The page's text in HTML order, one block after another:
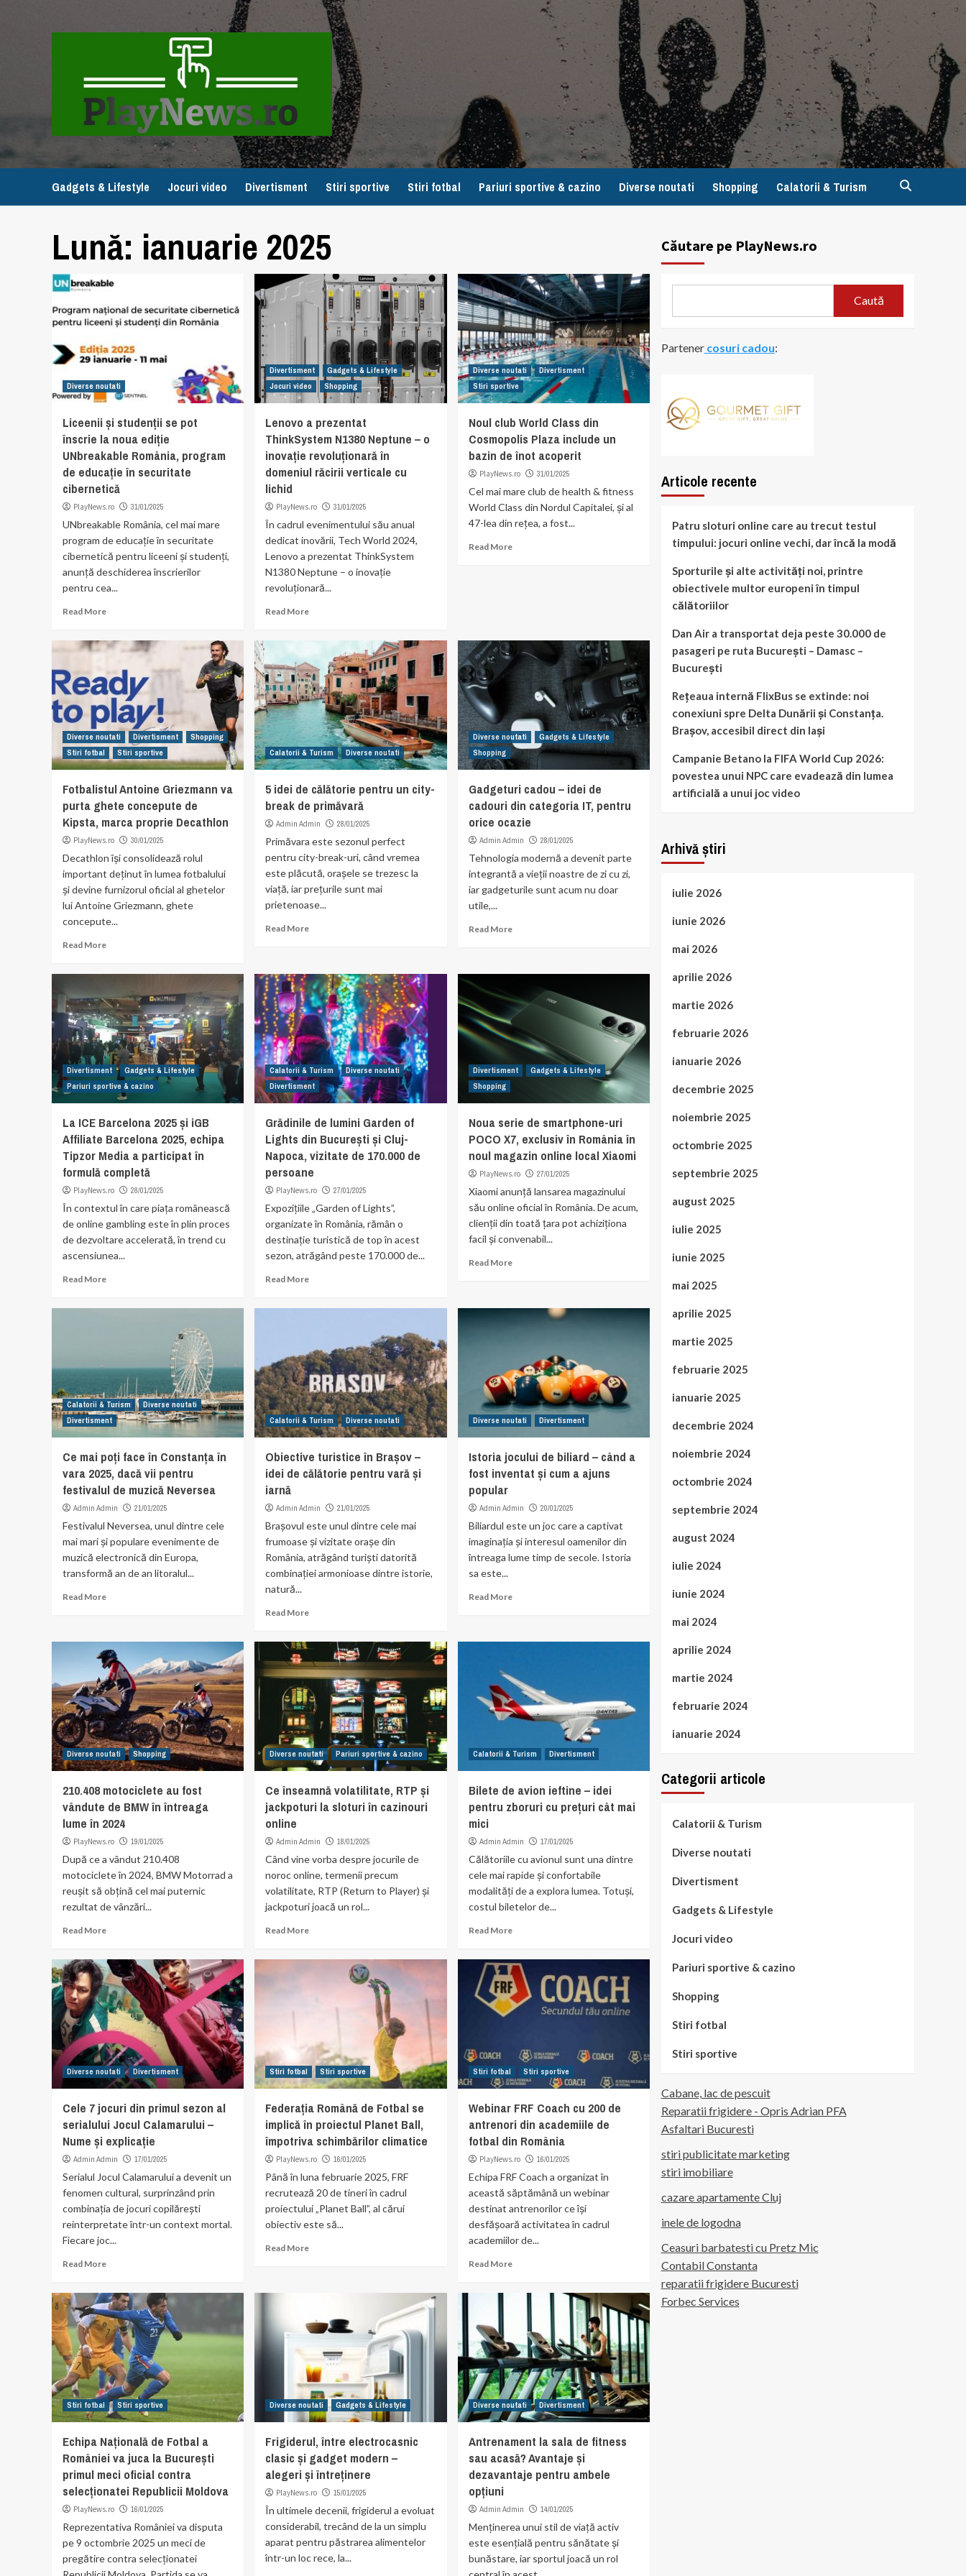
Gadgets & Lifestyle Jocuri video Divertisment Stiri sportive Stiri fotbal Pariuri sportive & cazino Diverse noutati Shopping Calatorii & Turism
Lună: ianuarie 2025
Diverse noutati
Liceenii și studenții se pot
înscrie la noua ediție
UNbreakable România, program
de educație în securitate
cibernetică
PlayNews.ro 31/01/2025
UNbreakable România, cel mai mare
program de educație în securitate
cibernetică pentru liceeni și studenți,
anunță deschiderea înscrierilor
pentru cea...
Read More
Divertisment
Gadgets & Lifestyle
Jocuri video
Shopping
Lenovo a prezentat
ThinkSystem N1380 Neptune – o
inovație revoluționară în
domeniul răcirii verticale cu
lichid
PlayNews.ro 31/01/2025
În cadrul evenimentului său anual
dedicat inovării, Tech World 2024,
Lenovo a prezentat ThinkSystem
N1380 Neptune – o inovație
revoluționară...
Read More
Diverse noutati
Divertisment
Stiri sportive
Noul club World Class din
Cosmopolis Plaza include un
bazin de înot acoperit
PlayNews.ro 31/01/2025
Cel mai mare club de health & fitness
World Class din Nordul Capitalei, și al
47-lea din rețea, a fost...
Read More
Diverse noutati Divertisment
Shopping
Stiri fotbal
Stiri sportive
Fotbalistul Antoine Griezmann va
purta ghete concepute de
Kipsta, marca proprie Decathlon
PlayNews.ro 30/01/2025
Decathlon își consolidează rolul
important deținut în lumea fotbalului
și devine furnizorul oficial al ghetelor
lui Antoine Griezmann, ghete
concepute...
Read More
Calatorii & Turism Diverse noutati
5 idei de călătorie pentru un city-
break de primăvară
Admin Admin 28/01/2025
Primăvara este sezonul perfect
pentru city-break-uri, când vremea
este plăcută, orașele se trezesc la
viață, iar prețurile sunt mai
prietenoase...
Read More
Diverse noutati
Gadgets & Lifestyle
Shopping
Gadgeturi cadou – idei de
cadouri din categoria IT, pentru
orice ocazie
Admin Admin 28/01/2025
Tehnologia modernă a devenit parte
integrantă a vieții noastre de zi cu zi,
iar gadgeturile sunt acum nu doar
utile,...
Read More
Divertisment
Gadgets & Lifestyle
Pariuri sportive & cazino
La ICE Barcelona 2025 și iGB
Affiliate Barcelona 2025, echipa
Tipzor Media a participat în
formulă completă
PlayNews.ro 28/01/2025
În contextul în care piața românească
de online gambling este în plin proces
de dezvoltare accelerată, în trend cu
ascensiunea...
Read More
Calatorii & Turism
Diverse noutati
Divertisment
Grădinile de lumini Garden of
Lights din București și Cluj-
Napoca, vizitate de 170.000 de
persoane
PlayNews.ro 27/01/2025
Expozițiile „Garden of Lights”,
organizate în România, rămân o
destinație turistică de top în acest
sezon, atrăgând peste 170.000 de...
Read More
Divertisment
Gadgets & Lifestyle
Shopping
Noua serie de smartphone-uri
POCO X7, exclusiv în România în
noul magazin online local Xiaomi
PlayNews.ro 27/01/2025
Xiaomi anunță lansarea magazinului
său online oficial în România. De acum,
clienții din toată țara pot achiziționa
facil și convenabil...
Read More
Calatorii & Turism
Diverse noutati
Divertisment
Ce mai poți face în Constanța în
vara 2025, dacă vii pentru
festivalul de muzică Neversea
Admin Admin 21/01/2025
Festivalul Neversea, unul dintre cele
mai mari și populare evenimente de
muzică electronică din Europa,
transformă an de an litoralul...
Read More
Calatorii & Turism Diverse noutati
Obiective turistice în Brașov –
idei de călătorie pentru vară și
iarnă
Admin Admin 21/01/2025
Brașovul este unul dintre cele mai
frumoase și vizitate orașe din
România, atrăgând turiști datorită
combinației armonioase dintre istorie,
natură...
Read More
Diverse noutati Divertisment
Istoria jocului de biliard – când a
fost inventat și cum a ajuns
popular
Admin Admin 20/01/2025
Biliardul este un joc care a captivat
imaginația și interesul oamenilor din
întreaga lume timp de secole. Istoria
sa este...
Read More
Diverse noutati Shopping
210.408 motociclete au fost
vândute de BMW în întreaga
lume în 2024
PlayNews.ro 19/01/2025
După ce a vândut 210.408
motociclete în 2024, BMW Motorrad a
reuşit să obţină cel mai puternic
rezultat de vânzări...
Read More
Diverse noutati Pariuri sportive & cazino
Ce înseamnă volatilitate, RTP și
jackpoturi la sloturi în cazinouri
online
Admin Admin 18/01/2025
Când vine vorba despre jocurile de
noroc online, termenii precum
volatilitate, RTP (Return to Player) și
jackpoturi joacă un rol...
Read More
Calatorii & Turism Divertisment
Bilete de avion ieftine – idei
pentru zboruri cu prețuri cât mai
mici
Admin Admin 17/01/2025
Călătoriile cu avionul sunt una dintre
cele mai rapide și confortabile
modalități de a explora lumea. Totuși,
costul biletelor de...
Read More
Diverse noutati Divertisment
Cele 7 jocuri din primul sezon al
serialului Jocul Calamarului –
Nume și explicație
Admin Admin 17/01/2025
Serialul Jocul Calamarului a devenit un
fenomen cultural, surprinzând prin
combinația de jocuri copilărești
reinterpretate într-un context mortal.
Fiecare joc...
Read More
Stiri fotbal Stiri sportive
Federația Română de Fotbal se
implică în proiectul Planet Ball,
împotriva schimbărilor climatice
PlayNews.ro 16/01/2025
Până în luna februarie 2025, FRF
recrutează 20 de tineri în cadrul
proiectului „Planet Ball”, al cărui
obiectiv este să...
Read More
Stiri fotbal Stiri sportive
Webinar FRF Coach cu 200 de
antrenori din academiile de
fotbal din România
PlayNews.ro 16/01/2025
Echipa FRF Coach a organizat în
această săptămână un webinar
destinat antrenorilor ce își
desfășoară activitatea în cadrul
academiilor de...
Read More
Stiri fotbal Stiri sportive
Echipa Națională de Fotbal a
României va juca la București
primul meci oficial contra
selecționatei Republicii Moldova
PlayNews.ro 16/01/2025
Reprezentativa României va disputa
pe 9 octombrie 2025 un meci de
pregătire contra selecționatei
Diverse noutati Gadgets & Lifestyle
Frigiderul, între electrocasnic
clasic și gadget modern –
alegeri și întreținere
PlayNews.ro 15/01/2025
În ultimele decenii, frigiderul a evoluat
considerabil, trecând de la un simplu
aparat pentru păstrarea alimentelor
într-un loc rece, la...
Diverse noutati Divertisment
Antrenament la sala de fitness
sau acasă? Avantaje și
dezavantaje pentru ambele
opțiuni
Admin Admin 14/01/2025
Menținerea unui stil de viață activ
este esențială pentru sănătate și
bunăstare, iar sportul joacă un rol
Căutare pe PlayNews.ro
Caută
Partenercosuri cadou:
Articole recente
Patru sloturi online care au trecut testul
timpului: jocuri online vechi, dar încă la modă
Sporturile și alte activități noi, printre
obiectivele multor europeni în timpul
călătoriilor
Dan Air a transportat deja peste 30.000 de
pasageri pe ruta București – Damasc –
București
Rețeaua internă FlixBus se extinde: noi
conexiuni spre Delta Dunării și Constanța.
Brașov, accesibil direct din Iași
Campanie Betano la FIFA World Cup 2026:
povestea unui NPC care evadează din lumea
artificială a unui joc video
Arhivă știri
iulie 2026
iunie 2026
mai 2026
aprilie 2026
martie 2026
februarie 2026
ianuarie 2026
decembrie 2025
noiembrie 2025
octombrie 2025
septembrie 2025
august 2025
iulie 2025
iunie 2025
mai 2025
aprilie 2025
martie 2025
februarie 2025
ianuarie 2025
decembrie 2024
noiembrie 2024
octombrie 2024
septembrie 2024
august 2024
iulie 2024
iunie 2024
mai 2024
aprilie 2024
martie 2024
februarie 2024
ianuarie 2024
Categorii articole
Calatorii & Turism
Diverse noutati
Divertisment
Gadgets & Lifestyle
Jocuri video
Pariuri sportive & cazino
Shopping
Stiri fotbal
Stiri sportive
Cabane, lac de pescuit
Reparatii frigidere - Opris Adrian PFA
Asfaltari Bucuresti
stiri publicitate marketing
stiri imobiliare
cazare apartamente Cluj
inele de logodna
Ceasuri barbatesti cu Pretz Mic
Contabil Constanta
reparatii frigidere Bucuresti
Forbec Services